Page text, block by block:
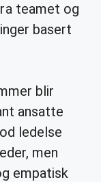
teamet og
basert
blir
ansatte
ledelse
men
empatisk